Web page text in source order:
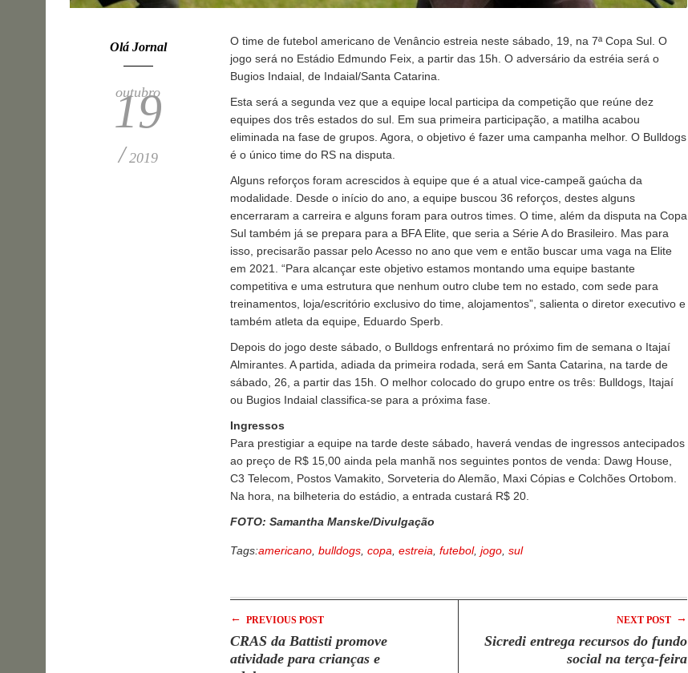
Olá Jornal
outubro
19
/ 2019
O time de futebol americano de Venâncio estreia neste sábado, 19, na 7ª Copa Sul. O
jogo será no Estádio Edmundo Feix, a partir das 15h. O adversário da estréia será o
Bugios Indaial, de Indaial/Santa Catarina.
Esta será a segunda vez que a equipe local participa da competição que reúne dez
equipes dos três estados do sul. Em sua primeira participação, a matilha acabou
eliminada na fase de grupos. Agora, o objetivo é fazer uma campanha melhor. O Bulldogs
é o único time do RS na disputa.
Alguns reforços foram acrescidos à equipe que é a atual vice-campeã gaúcha da
modalidade. Desde o início do ano, a equipe buscou 36 reforços, destes alguns
encerraram a carreira e alguns foram para outros times. O time, além da disputa na Copa
Sul também já se prepara para a BFA Elite, que seria a Série A do Brasileiro. Mas para
isso, precisarão passar pelo Acesso no ano que vem e então buscar uma vaga na Elite
em 2021. “Para alcançar este objetivo estamos montando uma equipe bastante
competitiva e uma estrutura que nenhum outro clube tem no estado, com sede para
treinamentos, loja/escritório exclusivo do time, alojamentos”, salienta o diretor executivo e
também atleta da equipe, Eduardo Sperb.
Depois do jogo deste sábado, o Bulldogs enfrentará no próximo fim de semana o Itajaí
Almirantes. A partida, adiada da primeira rodada, será em Santa Catarina, na tarde de
sábado, 26, a partir das 15h. O melhor colocado do grupo entre os três: Bulldogs, Itajaí
ou Bugios Indaial classifica-se para a próxima fase.
Ingressos
Para prestigiar a equipe na tarde deste sábado, haverá vendas de ingressos antecipados
ao preço de R$ 15,00 ainda pela manhã nos seguintes pontos de venda: Dawg House,
C3 Telecom, Postos Vamakito, Sorveteria do Alemão, Maxi Cópias e Colchões Ortobom.
Na hora, na bilheteria do estádio, a entrada custará R$ 20.
FOTO: Samantha Manske/Divulgação
Tags:americano, bulldogs, copa, estreia, futebol, jogo, sul
← PREVIOUS POST
CRAS da Battisti promove
atividade para crianças e
NEXT POST →
Sicredi entrega recursos do fundo
social na terça-feira